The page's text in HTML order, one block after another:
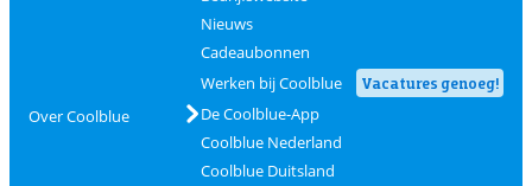
Over Coolblue
Nieuws
Cadeaubonnen
Werken bij Coolblue
Vacatures genoeg!
De Coolblue-App
Coolblue Nederland
Coolblue Duitsland